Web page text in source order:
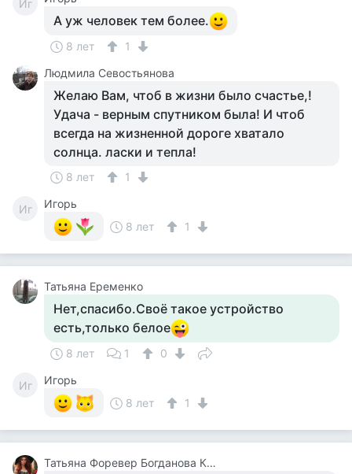
Иг
А уж человек тем более.
8 лет
1
Людмила Севостьянова
Желаю Вам, чтоб в жизни было счастье,!
Удача - верным спутником была! И чтоб
всегда на жизненной дороге хватало
солнца. ласки и тепла!
8 лет 1
Иг
Игорь
8 лет
1
Татьяна Еременко
Нет,спасибо.Своё такое устройство
есть,только белое
8 лет 1 0
Иг
Игорь
8 лет
1
Татьяна Форевер Богданова Картина Дали Пять Минут До Пробуждения Или Кормежки Кошек